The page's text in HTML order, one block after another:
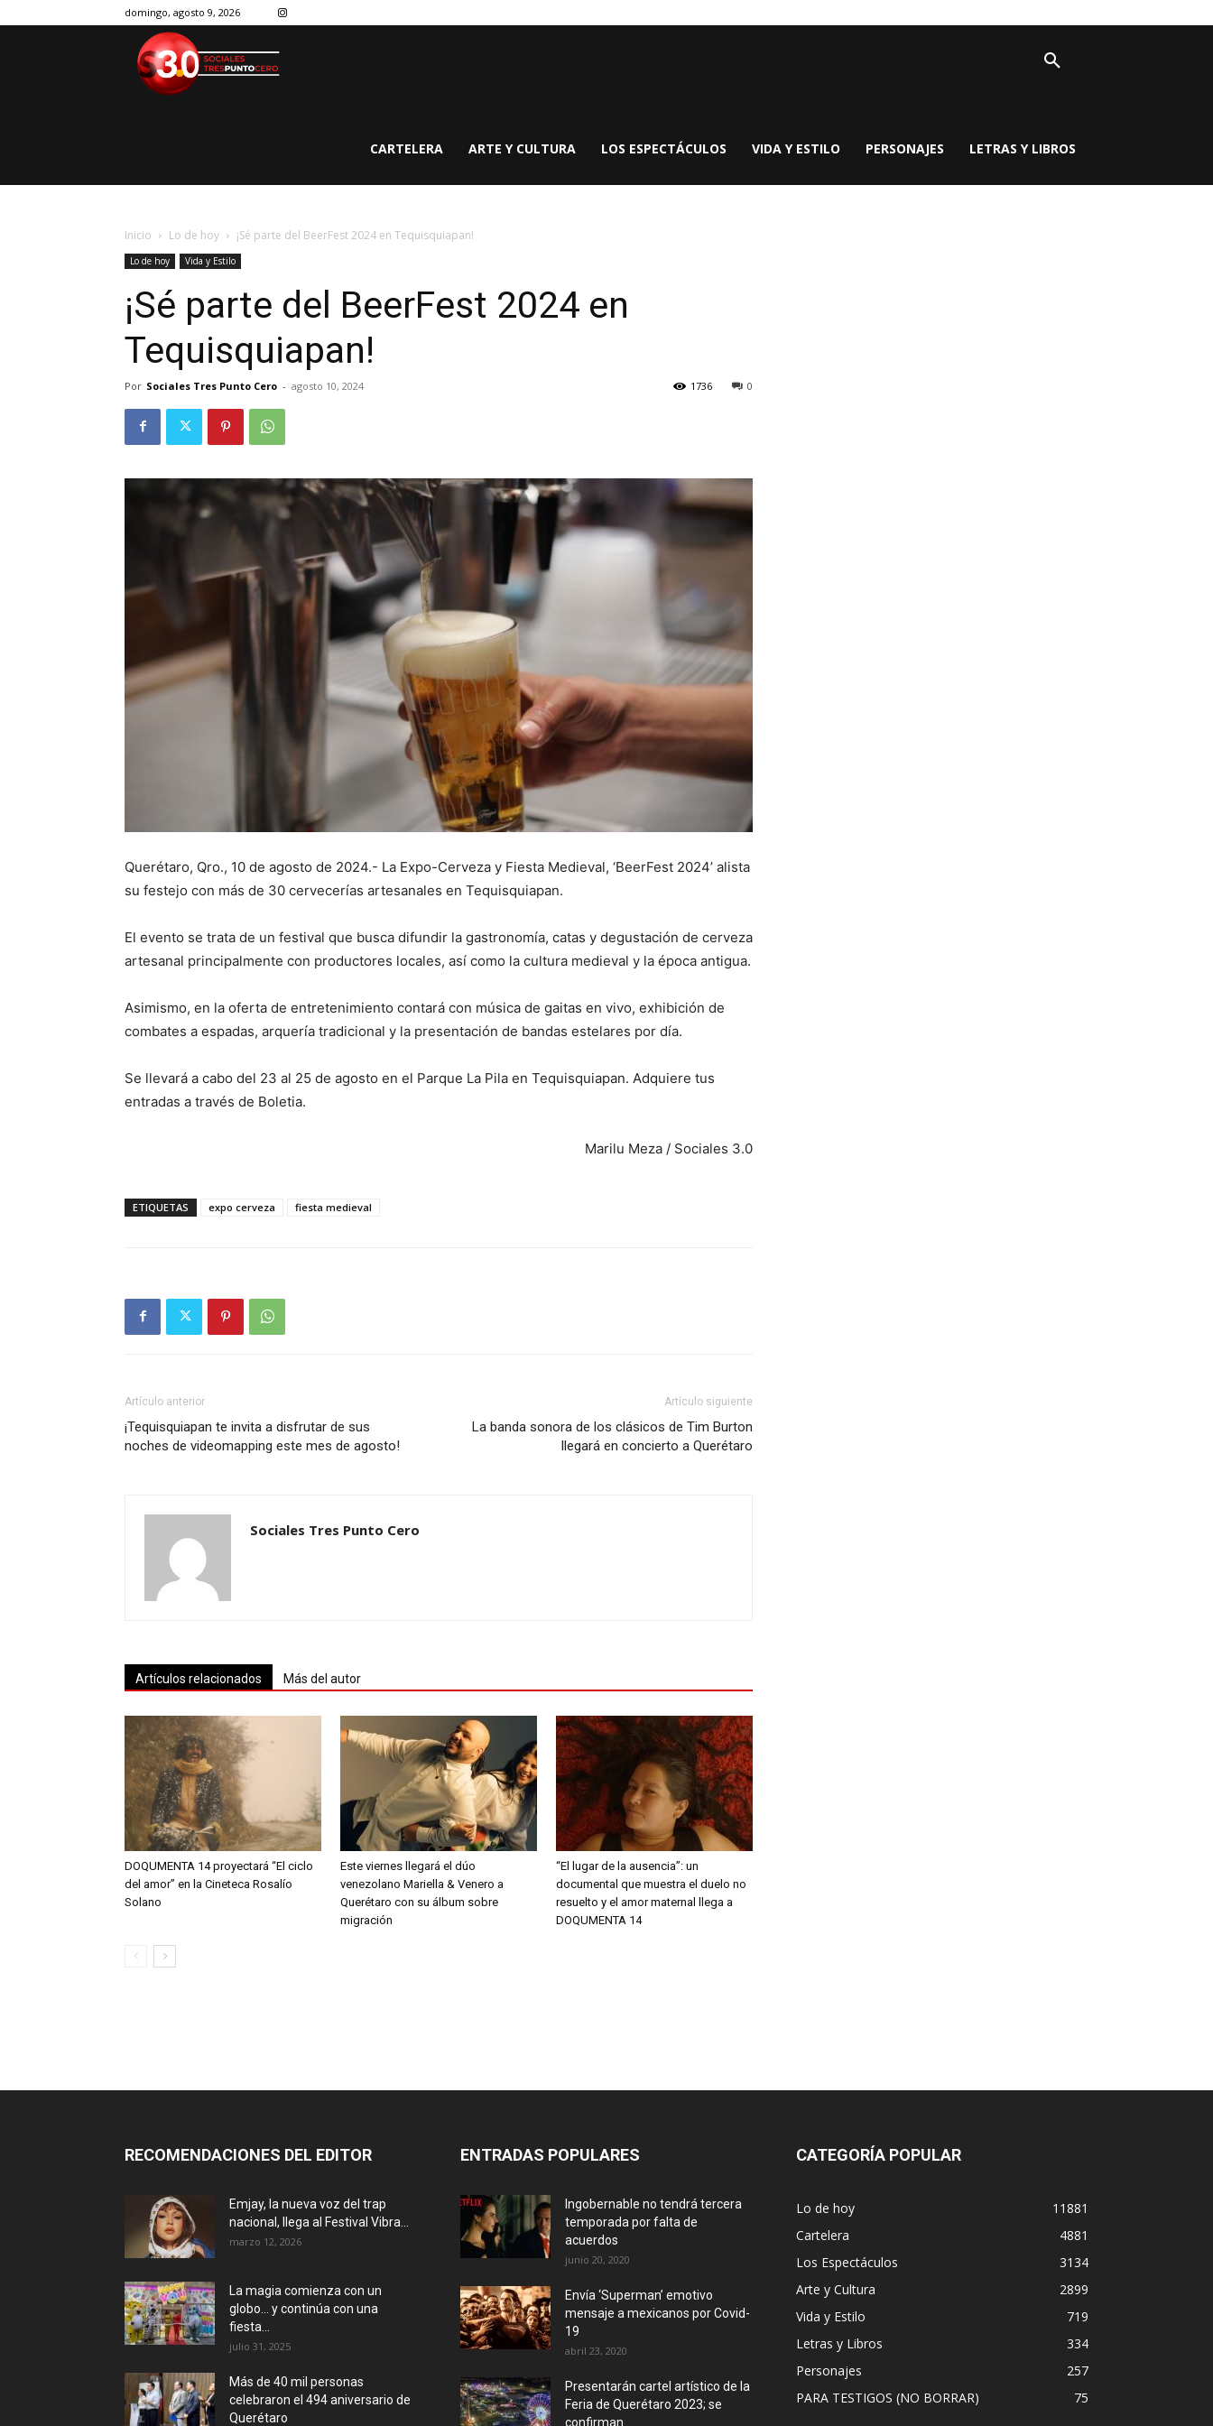
domingo, agosto 9, 2026
CARTELERA ARTE Y CULTURA LOS ESPECTÁCULOS VIDA Y ESTILO PERSONAJES LETRAS Y LIBROS
Inicio Lo de hoy ¡Sé parte del BeerFest 2024 en Tequisquiapan!
Lo de hoy Vida y Estilo
¡Sé parte del BeerFest 2024 en
Tequisquiapan!
Por Sociales Tres Punto Cero - agosto 10, 2024 0
1736
Querétaro, Qro., 10 de agosto de 2024.- La Expo-Cerveza y Fiesta Medieval, ‘BeerFest 2024’ alista
su festejo con más de 30 cervecerías artesanales en Tequisquiapan.
El evento se trata de un festival que busca difundir la gastronomía, catas y degustación de cerveza
artesanal principalmente con productores locales, así como la cultura medieval y la época antigua.
Asimismo, en la oferta de entretenimiento contará con música de gaitas en vivo, exhibición de
combates a espadas, arquería tradicional y la presentación de bandas estelares por día.
Se llevará a cabo del 23 al 25 de agosto en el Parque La Pila en Tequisquiapan. Adquiere tus
entradas a través de Boletia.
Marilu Meza / Sociales 3.0
ETIQUETAS expo cerveza fiesta medieval
Artículo anterior
¡Tequisquiapan te invita a disfrutar de sus
noches de videomapping este mes de agosto!
Artículo siguiente
La banda sonora de los clásicos de Tim Burton
llegará en concierto a Querétaro
Sociales Tres Punto Cero
Artículos relacionados Más del autor
DOQUMENTA 14 proyectará “El ciclo
del amor” en la Cineteca Rosalío
Solano
Este viernes llegará el dúo
venezolano Mariella & Venero a
Querétaro con su álbum sobre
migración
“El lugar de la ausencia”: un
documental que muestra el duelo no
resuelto y el amor maternal llega a
DOQUMENTA 14
RECOMENDACIONES DEL EDITOR
Emjay, la nueva voz del trap
nacional, llega al Festival Vibra...
marzo 12, 2026
La magia comienza con un
globo… y continúa con una
fiesta...
julio 31, 2025
Más de 40 mil personas
celebraron el 494 aniversario de
Querétaro
ENTRADAS POPULARES
Ingobernable no tendrá tercera
temporada por falta de
acuerdos
junio 20, 2020
Envía ‘Superman’ emotivo
mensaje a mexicanos por Covid-
19
abril 23, 2020
Presentarán cartel artístico de la
Feria de Querétaro 2023; se
confirman...
CATEGORÍA POPULAR
Lo de hoy
11881
Cartelera
4881
Los Espectáculos
3134
Arte y Cultura
2899
Vida y Estilo
719
Letras y Libros
334
Personajes
257
PARA TESTIGOS (NO BORRAR)
75